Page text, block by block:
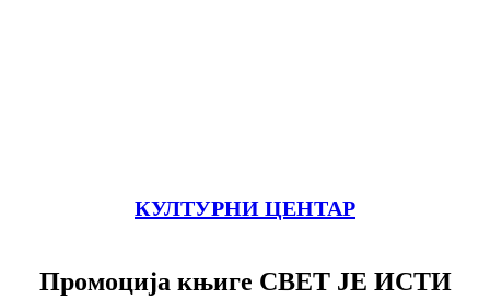
КУЛТУРНИ ЦЕНТАР
Промоција књиге СВЕТ ЈЕ ИСТИ